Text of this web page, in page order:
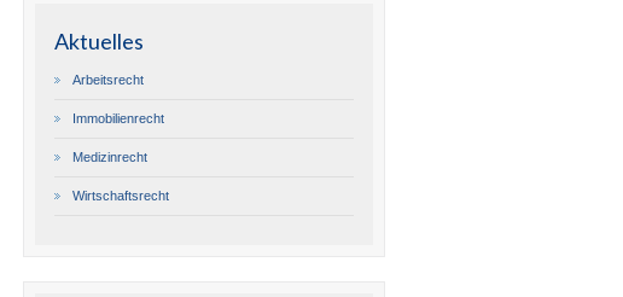
Aktuelles
Arbeitsrecht
Immobilienrecht
Medizinrecht
Wirtschaftsrecht